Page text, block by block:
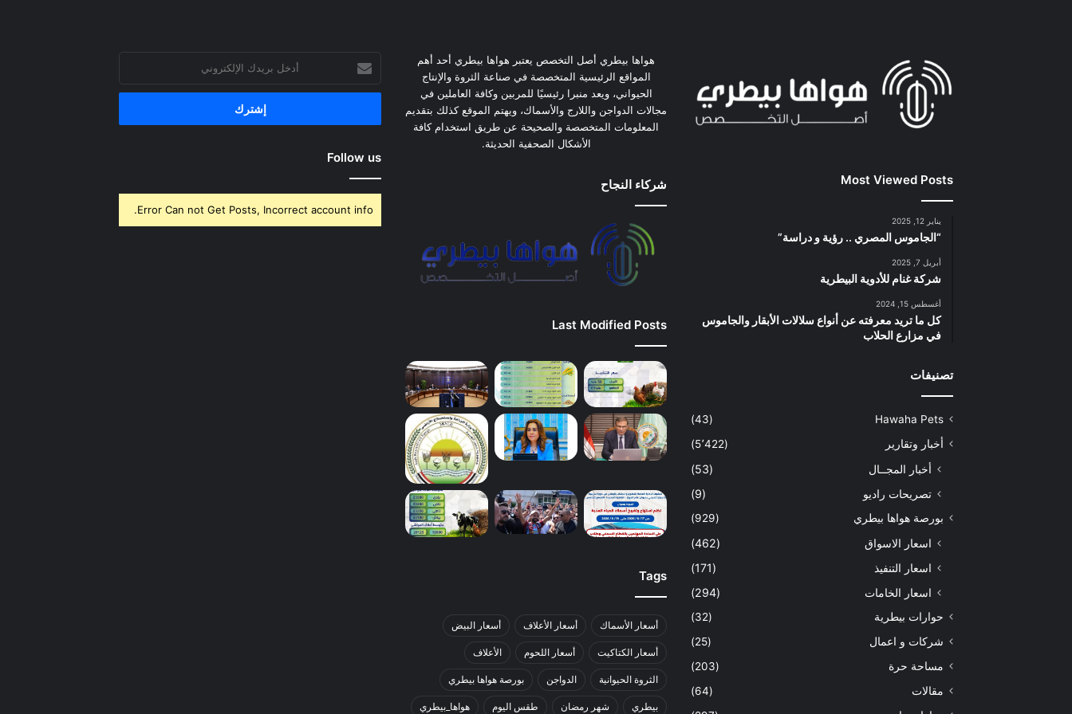
Most Viewed Posts
يناير 12, 2025
“الجاموس المصري .. رؤية و دراسة”
أبريل 7, 2025
شركة غنام للأدوية البيطرية
أغسطس 15, 2024
كل ما تريد معرفته عن أنواع سلالات الأبقار والجاموس
في مزارع الحلاب
تصنيفات
Hawaha Pets
(43)
أخبار وتقارير
(5٬422)
أخبار المجــال
(53)
تصريحات راديو
(9)
بورصة هواها بيطري (929)
اسعار الاسواق
(462)
اسعار التنفيذ
(171)
اسعار الخامات
(294)
حوارات بيطرية
(32)
شركات و اعمال
(25)
مساحة حرة
(203)
مقالات
(64)
هواها بيطري أصل التخصص يعتبر هواها بيطري أحد أهم
المواقع الرئيسية المتخصصة في صناعة الثروة والإنتاج
الحيواني، ويعد منبرا رئيسيًا للمربين وكافة العاملين في
مجالات الدواجن واللارج والأسماك، ويهتم الموقع كذلك بتقديم
المعلومات المتخصصة والصحيحة عن طريق استخدام كافة
الأشكال الصحفية الحديثة.
شركاء النجاح
Last Modified Posts
Tags
أسعار الأسماك أسعار الأعلاف أسعار البيض
أسعار الكتاكيت أسعار اللحوم الأعلاف
الثروة الحيوانية الدواجن بورصة هواها بيطري
بيطري شهر رمضان طقس اليوم هواها_بيطري
بريدك
الإلكتروني
Follow us
Error Can not Get Posts, Incorrect account info.